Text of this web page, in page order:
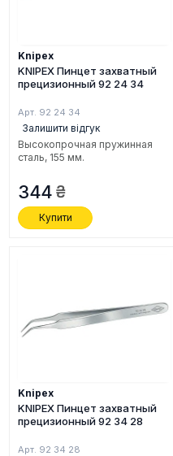
Knipex
KNIPEX Пинцет захватный
прецизионный 92 24 34
Арт. 92 24 34
Залишити відгук
Высокопрочная пружинная
сталь, 155 мм.
344
Купити
Knipex
KNIPEX Пинцет захватный
прецизионный 92 34 28
Арт. 92 34 28